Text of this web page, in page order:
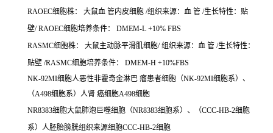
RAOEC细胞株： 大鼠血 管内皮细胞 /组织来源：血 管 /生长特性：贴
壁/ RAOEC细胞培养条件： DMEM-L +10% FBS
RASMC细胞株： 大鼠主动脉平滑肌细胞/ 组织来源：血 管 /生长特性：
贴壁 /RASMC细胞培养条件： DMEM-H +10%FBS
NK-92MI细胞人恶性非霍奇金淋巴 瘤患者细胞（NK-92MI细胞系）、
（A498细胞系）人肾 癌细胞A498细胞
NR8383细胞大鼠肺泡巨噬细胞（NR8383细胞系）、（CCC-HB-2细胞
系）人胚胎膀胱组织来源细胞CCC-HB-2细胞